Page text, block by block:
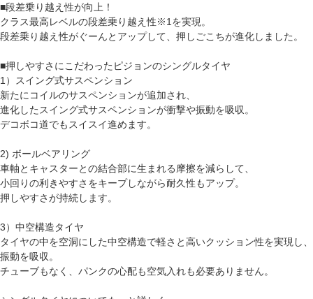
■段差乗り越え性が向上！
クラス最高レベルの段差乗り越え性※1を実現。
段差乗り越え性がぐーんとアップして、押しごこちが進化しました。
■押しやすさにこだわったピジョンのシングルタイヤ
1）スイング式サスペンション
新たにコイルのサスペンションが追加され、
進化したスイング式サスペンションが衝撃や振動を吸収。
デコボコ道でもスイスイ進めます。
2) ボールベアリング
車軸とキャスターとの結合部に生まれる摩擦を減らして、
小回りの利きやすさをキープしながら耐久性もアップ。
押しやすさが持続します。
3）中空構造タイヤ
タイヤの中を空洞にした中空構造で軽さと高いクッション性を実現し、
振動を吸収。
チューブもなく、パンクの心配も空気入れも必要ありません。